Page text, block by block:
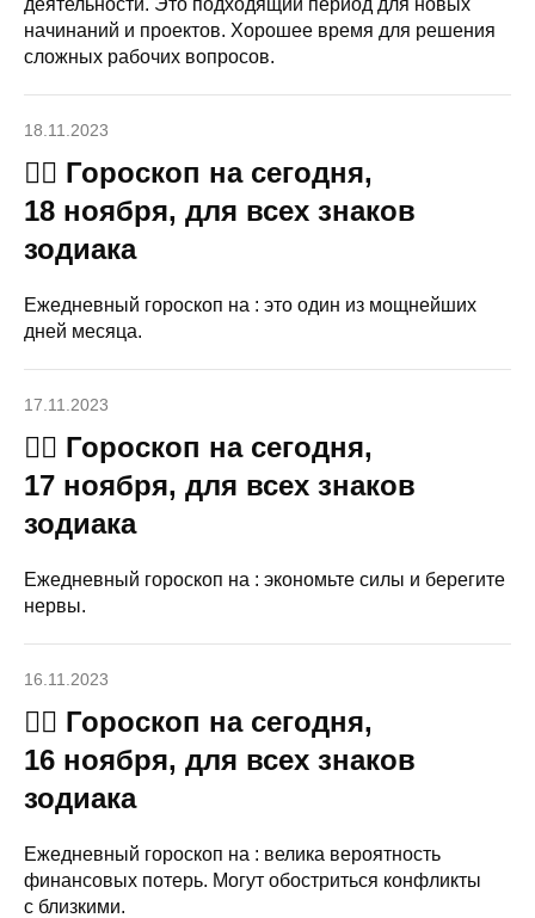
деятельности. Это подходящий период для новых
начинаний и проектов. Хорошее время для решения
сложных рабочих вопросов.
18.11.2023
🧙‍♀ Гороскоп на сегодня,
18 ноября, для всех знаков
зодиака
Ежедневный гороскоп на : это один из мощнейших
дней месяца.
17.11.2023
🧙‍♀ Гороскоп на сегодня,
17 ноября, для всех знаков
зодиака
Ежедневный гороскоп на : экономьте силы и берегите
нервы.
16.11.2023
🧙‍♀ Гороскоп на сегодня,
16 ноября, для всех знаков
зодиака
Ежедневный гороскоп на : велика вероятность
финансовых потерь. Могут обостриться конфликты
с близкими.